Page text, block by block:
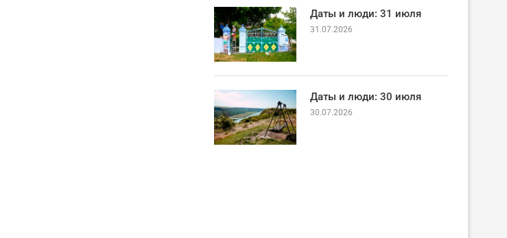
Даты и люди: 31 июля
31.07.2026
Даты и люди: 30 июля
30.07.2026